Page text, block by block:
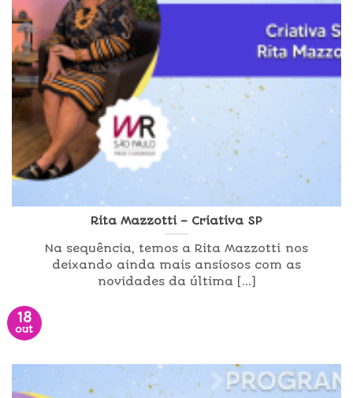
Rita Mazzotti – Criativa SP
Na sequência, temos a Rita Mazzotti nos
deixando ainda mais ansiosos com as
novidades da última [...]
18
out